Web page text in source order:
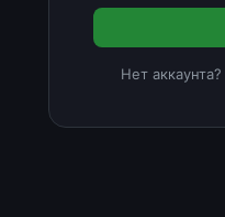
Нет аккаунта?